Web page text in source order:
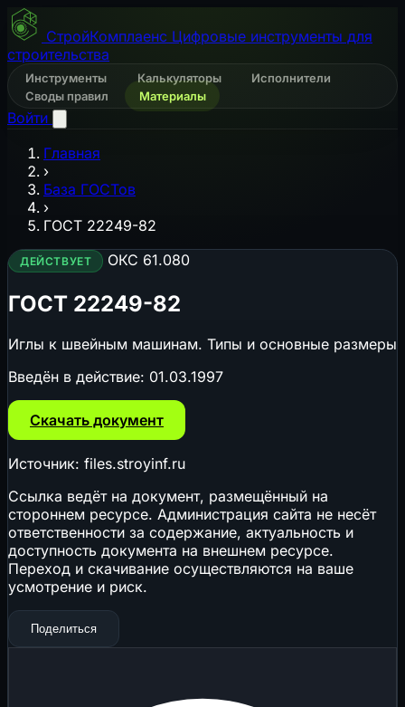
СтройКомплаенс Цифровые инструменты для
строительства
Инструменты Калькуляторы
Исполнители
Своды правил
Материалы
Войти
Главная
›
База ГОСТов
›
ГОСТ 22249-82
ДЕЙСТВУЕТ ОКС 61.080
ГОСТ 22249-82
Иглы к швейным машинам. Типы и основные размеры
Введён в действие: 01.03.1997
Скачать документ
Источник: files.stroyinf.ru
Ссылка ведёт на документ, размещённый на
стороннем ресурсе. Администрация сайта не несёт
ответственности за содержание, актуальность и
доступность документа на внешнем ресурсе.
Переход и скачивание осуществляются на ваше
усмотрение и риск.
Поделиться